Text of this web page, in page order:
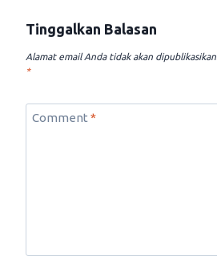
Tinggalkan Balasan
Alamat email Anda tidak akan dipublikasikan.
*
Comment *